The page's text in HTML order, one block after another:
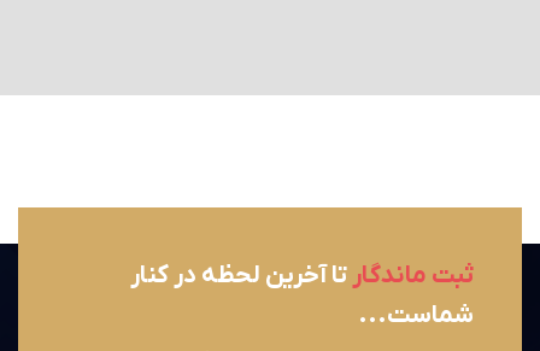
ثبت ماندگارتا آخرین لحظه در کنار
شماست...